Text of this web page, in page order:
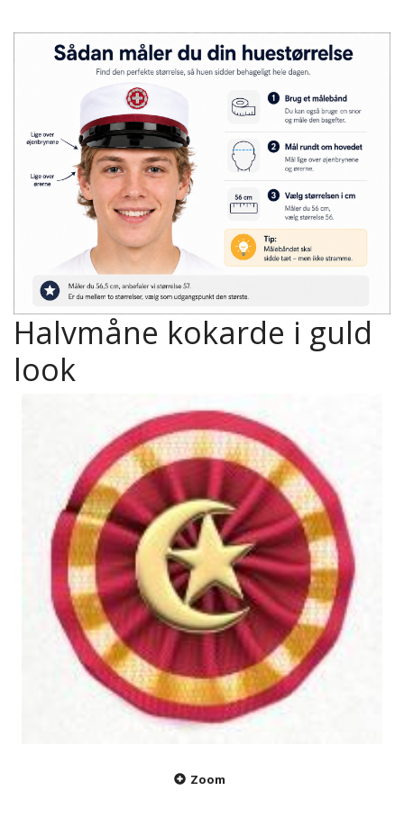
Halvmåne kokarde i guld
look
Zoom